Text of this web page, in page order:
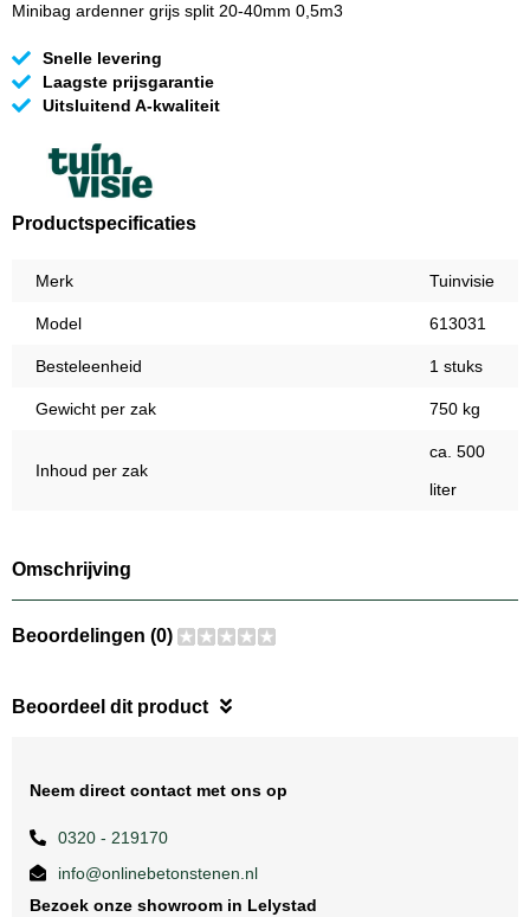
Minibag ardenner grijs split 20-40mm 0,5m3
Snelle levering
Laagste prijsgarantie
Uitsluitend A-kwaliteit
Productspecificaties
Merk Tuinvisie
Model 613031
Besteleenheid 1 stuks
Gewicht per zak 750 kg
Inhoud per zak
ca. 500
liter
Omschrijving
Beoordelingen (0)
Beoordeel dit product
Neem direct contact met ons op
0320 - 219170
info@onlinebetonstenen.nl
Bezoek onze showroom in Lelystad